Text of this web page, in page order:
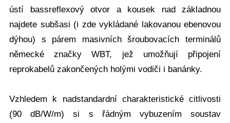
ústí bassreflexový otvor a kousek nad základnou
najdete subšasi (i zde vykládané lakovanou ebenovou
dýhou) s párem masivních šroubovacích terminálů
německé značky WBT, jež umožňují připojení
reprokabelů zakončených holými vodiči i banánky.
Vzhledem k nadstandardní charakteristické citlivosti
(90 dB/W/m) si s řádným vybuzením soustav